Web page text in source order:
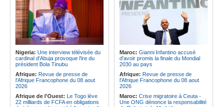
Angola:Le ministre Téte António
préoccupé par les fonds angolais
bloqués en Suisse
Angola:Le Vietnam souhaite élargir
sa coopération économique avec le
pays
Angola:Le Président de la
République appelle les nouveaux
responsables à renforcer l'action de
l'Exécutif
Madagascar:Média - Mort subite
de Sitraka Rakotobe
Madagascar:
Les reins solides
Madagascar:
Vol à la tire - Un
groupe de six femmes se retrouve
Nigeria: Une interview télévisée du
cardinal d'Abuja provoque l'ire du
président Bola Tinubu
Afrique: Revue de presse de
l'Afrique Francophone du 08 aout
2026
Afrique de l'Ouest: Le Togo lève
22 milliards de FCFA en obligations
Maroc: Gianni Infantino accusé
d'avoir promis la finale du Mondial
2030 au pays
Afrique: Revue de presse de
l'Afrique Francophone du 08 aout
2026
Maroc: Crise migratoire à Ceuta -
Une ONG dénonce la responsabilité